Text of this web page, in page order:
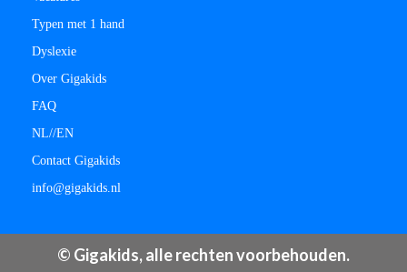
Typen met 1 hand
Dyslexie
Over Gigakids
FAQ
NL//EN
Contact Gigakids
info@gigakids.nl
© Gigakids, alle rechten voorbehouden.